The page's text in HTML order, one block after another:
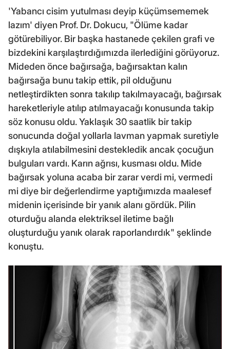
'Yabancı cisim yutulması deyip küçümsememek
lazım' diyen Prof. Dr. Dokucu, "Ölüme kadar
götürebiliyor. Bir başka hastanede çekilen grafi ve
bizdekini karşılaştırdığımızda ilerlediğini görüyoruz.
Mideden önce bağırsağa, bağırsaktan kalın
bağırsağa bunu takip ettik, pil olduğunu
netleştirdikten sonra takılıp takılmayacağı, bağırsak
hareketleriyle atılıp atılmayacağı konusunda takip
söz konusu oldu. Yaklaşık 30 saatlik bir takip
sonucunda doğal yollarla lavman yapmak suretiyle
dışkıyla atılabilmesini destekledik ancak çocuğun
bulguları vardı. Karın ağrısı, kusması oldu. Mide
bağırsak yoluna acaba bir zarar verdi mi, vermedi
mi diye bir değerlendirme yaptığımızda maalesef
midenin içerisinde bir yanık alanı gördük. Pilin
oturduğu alanda elektriksel iletime bağlı
oluşturduğu yanık olarak raporlandırdık" şeklinde
konuştu.